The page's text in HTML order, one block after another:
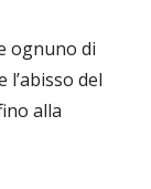
ognuno di
del
alla